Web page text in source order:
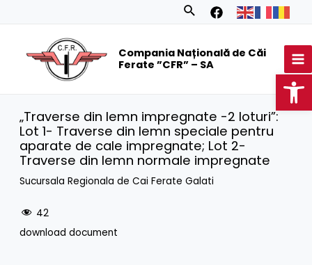
Search
Compania Națională de Căi
Ferate ”CFR” – SA
„Traverse din lemn impregnate -2 loturi”:
Lot 1- Traverse din lemn speciale pentru
aparate de cale impregnate; Lot 2-
Traverse din lemn normale impregnate
Sucursala Regionala de Cai Ferate Galati
42
download document